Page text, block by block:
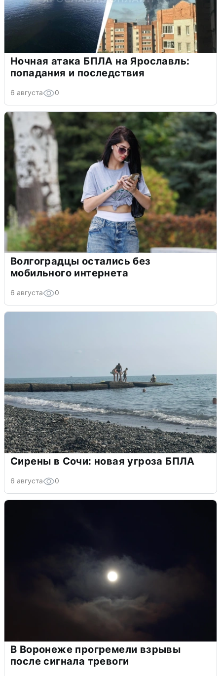
Ночная атака БПЛА на Ярославль:
попадания и последствия
6 августа 0
Волгоградцы остались без
мобильного интернета
6 августа 0
Сирены в Сочи: новая угроза БПЛА
6 августа 0
В Воронеже прогремели взрывы
после сигнала тревоги